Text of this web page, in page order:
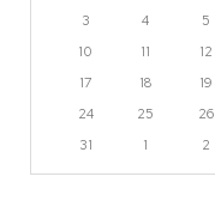
3
4 5
10
11 12
17
18 19
24
25 26
31
1 2